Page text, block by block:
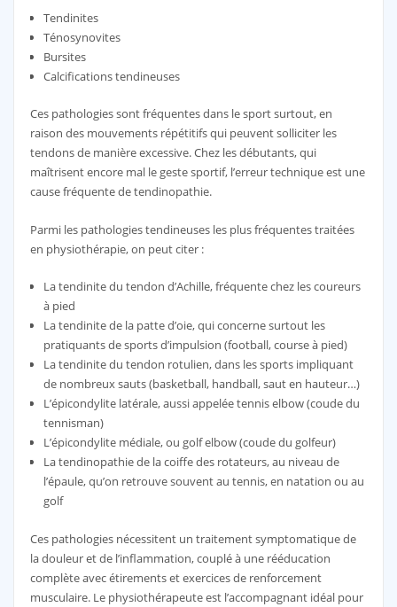
Tendinites
Ténosynovites
Bursites
Calcifications tendineuses
Ces pathologies sont fréquentes dans le sport surtout, en
raison des mouvements répétitifs qui peuvent solliciter les
tendons de manière excessive. Chez les débutants, qui
maîtrisent encore mal le geste sportif, l’erreur technique est une
cause fréquente de tendinopathie.
Parmi les pathologies tendineuses les plus fréquentes traitées
en physiothérapie, on peut citer :
La tendinite du tendon d’Achille, fréquente chez les coureurs
à pied
La tendinite de la patte d’oie, qui concerne surtout les
pratiquants de sports d’impulsion (football, course à pied)
La tendinite du tendon rotulien, dans les sports impliquant
de nombreux sauts (basketball, handball, saut en hauteur…)
L’épicondylite latérale, aussi appelée tennis elbow (coude du
tennisman)
L’épicondylite médiale, ou golf elbow (coude du golfeur)
La tendinopathie de la coiffe des rotateurs, au niveau de
l’épaule, qu’on retrouve souvent au tennis, en natation ou au
golf
Ces pathologies nécessitent un traitement symptomatique de
la douleur et de l’inflammation, couplé à une rééducation
complète avec étirements et exercices de renforcement
musculaire. Le physiothérapeute est l’accompagnant idéal pour